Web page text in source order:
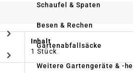
Schaufel & Spaten
Besen & Rechen
Gartenabfallsäcke
Weitere Gartengeräte & -
Inhalt
1 Stück